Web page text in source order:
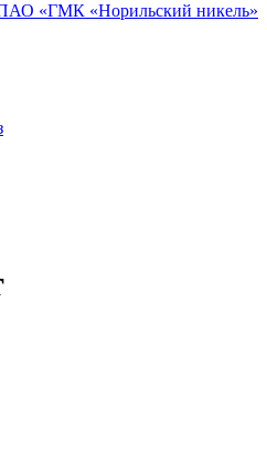
ПАО «ГМК «Норильский никель»